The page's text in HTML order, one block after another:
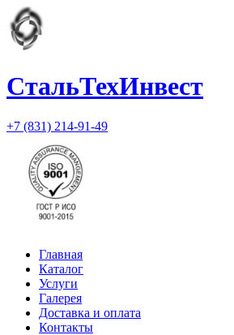
СтальТехИнвест
+7 (831) 214-91-49
Главная
Каталог
Услуги
Галерея
Доставка и оплата
Контакты